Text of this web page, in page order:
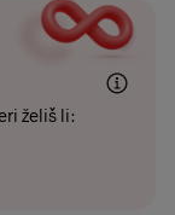
želiš li: